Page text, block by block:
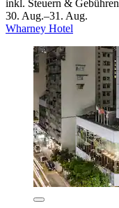
inkl. Steuern & Gebühren
30. Aug.–31. Aug.
Wharney Hotel